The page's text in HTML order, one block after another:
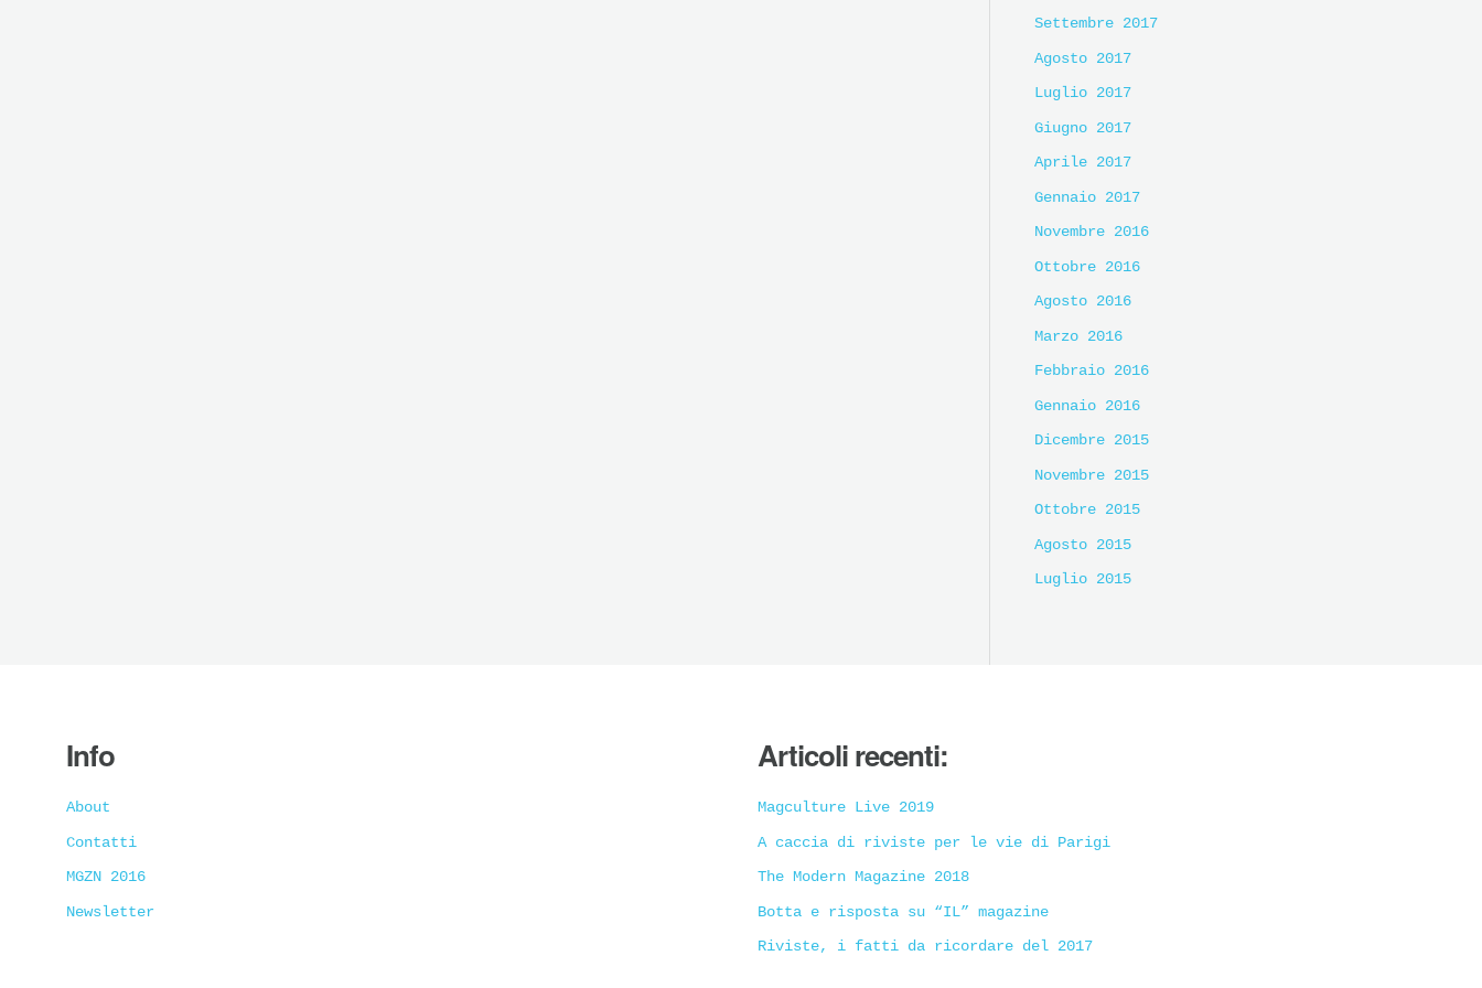
Settembre 2017
Agosto 2017
Luglio 2017
Giugno 2017
Aprile 2017
Gennaio 2017
Novembre 2016
Ottobre 2016
Agosto 2016
Marzo 2016
Febbraio 2016
Gennaio 2016
Dicembre 2015
Novembre 2015
Ottobre 2015
Agosto 2015
Luglio 2015
Info
About
Contatti
MGZN 2016
Newsletter
Articoli recenti:
Magculture Live 2019
A caccia di riviste per le vie di Parigi
The Modern Magazine 2018
Botta e risposta su “IL” magazine
Riviste, i fatti da ricordare del 2017